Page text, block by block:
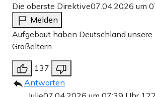
Die oberste Direktive07.04.2026 um
Melden
Aufgebaut haben Deutschland unsere
Großeltern.
137
Antworten